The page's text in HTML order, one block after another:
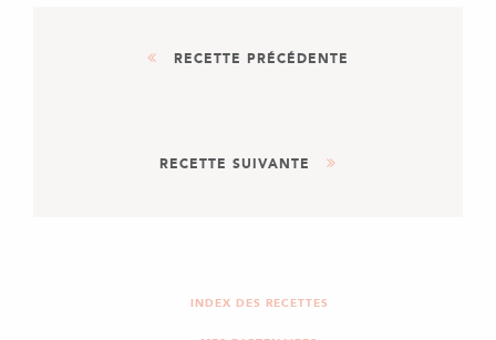
RECETTE PRÉCÉDENTE
BROWNIES AU CHOCOLAT
RECETTE SUIVANTE
INDEX DES RECETTES